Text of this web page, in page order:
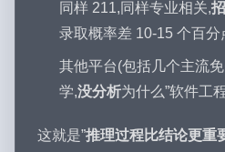
同样 211,同样专业相关,
录取概率差 10-15 个百分
其他平台(包括几个主流
学,没分析为什么”软件工
这就是”推理过程比结论更重